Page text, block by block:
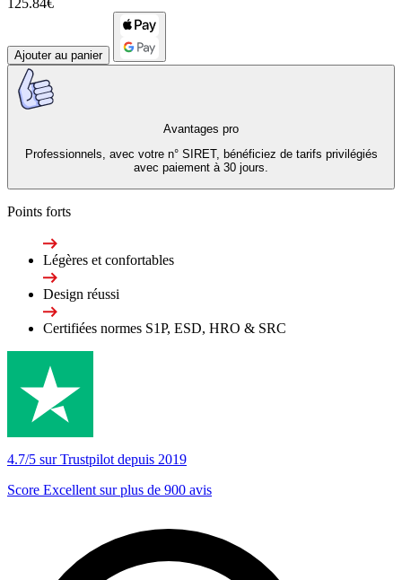
Ajouter au panier
Avantages pro
Professionnels, avec votre n° SIRET, bénéficiez de tarifs privilégiés
avec paiement à 30 jours.
Points forts
Légères et confortables
Design réussi
Certifiées normes S1P, ESD, HRO & SRC
4.7/5 sur Trustpilot depuis 2019
Score Excellent sur plus de 900 avis